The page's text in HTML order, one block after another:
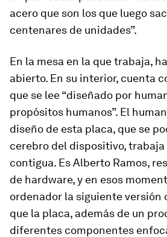
acero que son los que luego
centenares de unidades”.
En la mesa en la que trabaja,
abierto. En su interior, cuenta
que se lee “diseñado por
propósitos humanos”. El
diseño de esta placa, que se
cerebro del dispositivo, trabaja
contigua. Es Alberto Ramos,
de hardware, y en esos
ordenador la siguiente versión
que la placa, además de un
diferentes componentes